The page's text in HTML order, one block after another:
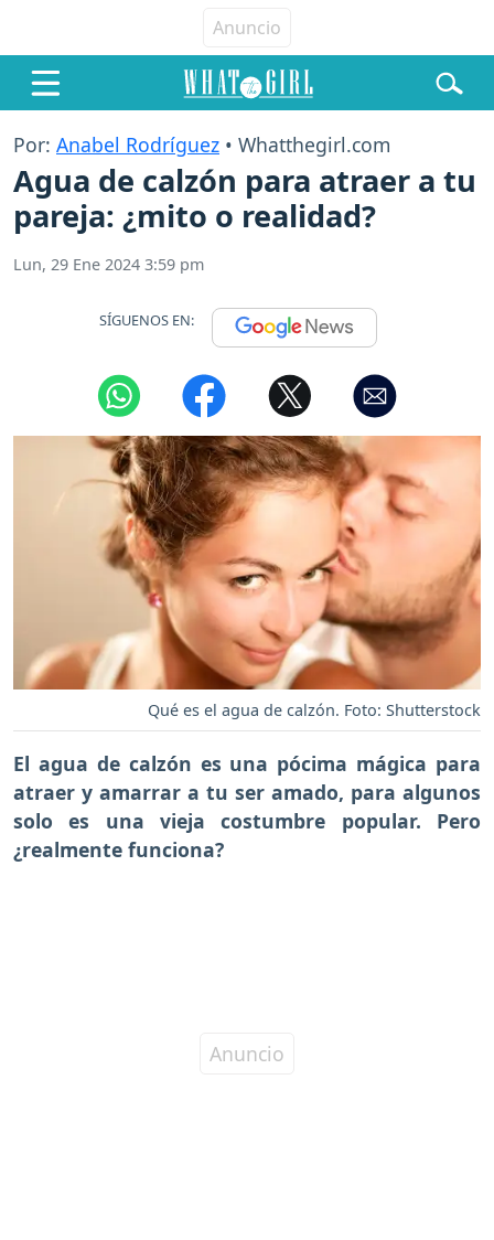
Por: Anabel Rodríguez • Whatthegirl.com
Agua de calzón para atraer a tu
pareja: ¿mito o realidad?
Lun, 29 Ene 2024 3:59 pm
SÍGUENOS EN:
Qué es el agua de calzón. Foto: Shutterstock
El agua de calzón es una pócima mágica para
atraer y amarrar a tu ser amado, para algunos
solo es una vieja costumbre popular. Pero
¿realmente funciona?